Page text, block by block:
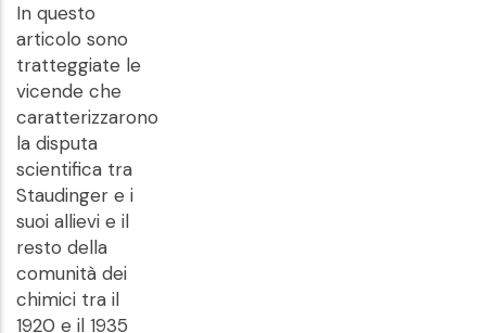
In questo
articolo sono
tratteggiate le
vicende che
caratterizzarono
la disputa
scientifica tra
Staudinger e i
suoi allievi e il
resto della
comunità dei
chimici tra il
1920 e il 1935